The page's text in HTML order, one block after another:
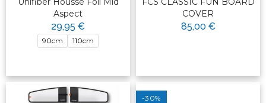
Aspect
29,95 €
90cm 110cm
COVER
85,00 €
-30%